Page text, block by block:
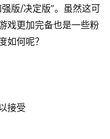
版/决定版”。虽然这可
戏更加完备也是一些粉
如何呢？
接受